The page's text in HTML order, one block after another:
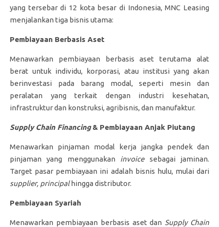
yang tersebar di 12 kota besar di Indonesia, MNC Leasing
menjalankan tiga bisnis utama:
Pembiayaan Berbasis Aset
Menawarkan pembiayaan berbasis aset terutama alat
berat untuk individu, korporasi, atau institusi yang akan
berinvestasi pada barang modal, seperti mesin dan
peralatan yang terkait dengan industri kesehatan,
infrastruktur dan konstruksi, agribisnis, dan manufaktur.
Supply Chain Financing & Pembiayaan Anjak Piutang
Menawarkan pinjaman modal kerja jangka pendek dan
pinjaman yang menggunakan invoicesebagai jaminan.
Target pasar pembiayaan ini adalah bisnis hulu, mulai dari
supplier, principalhingga distributor.
Pembiayaan Syariah
Menawarkan pembiayaan berbasis aset dan Supply Chain